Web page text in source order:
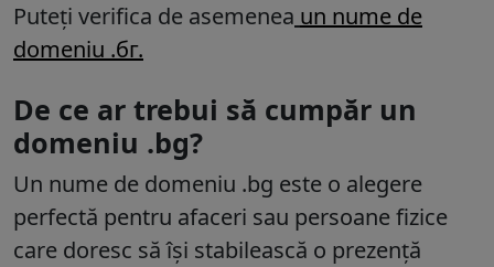
Puteți verifica de asemenea un nume de
domeniu .бг.
De ce ar trebui să cumpăr un
domeniu .bg?
Un nume de domeniu .bg este o alegere
perfectă pentru afaceri sau persoane fizice
care doresc să își stabilească o prezență